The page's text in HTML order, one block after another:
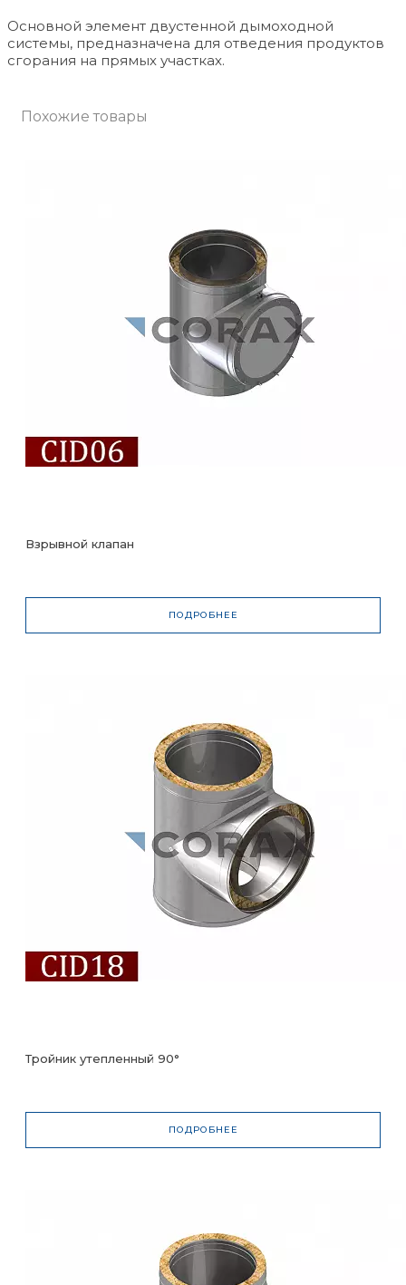
Основной элемент двустенной дымоходной
системы, предназначена для отведения продуктов
сгорания на прямых участках.
Похожие товары
Взрывной клапан
ПОДРОБНЕЕ
Тройник утепленный 90°
ПОДРОБНЕЕ